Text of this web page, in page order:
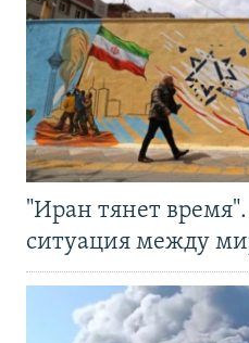
"Иран тянет время".
ситуация между